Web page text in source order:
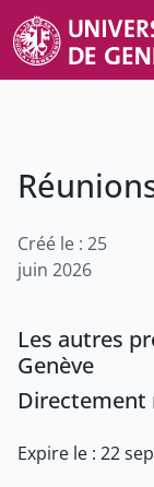
Créé le : 25
juin 2026
Les autres
Genève
Directement
Expire le : 22